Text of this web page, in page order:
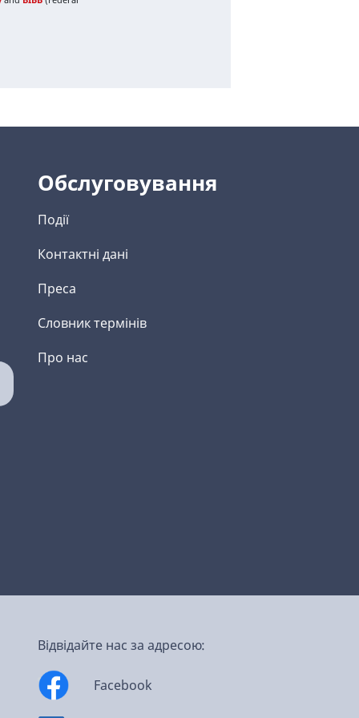
Обслуговування
Події
Контактні дані
Преса
Словник термінів
Про нас
Відвідайте нас за адресою:
Facebook